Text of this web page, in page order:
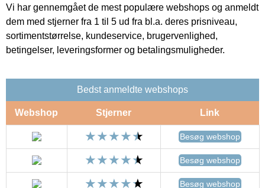
Vi har gennemgået de mest populære webshops og anmeldt
dem med stjerner fra 1 til 5 ud fra bl.a. deres prisniveau,
sortimentstørrelse, kundeservice, brugervenlighed,
betingelser, leveringsformer og betalingsmuligheder.
Bedst anmeldte webshops
Webshop Stjerner Link
Besøg webshop
Besøg webshop
Besøg webshop